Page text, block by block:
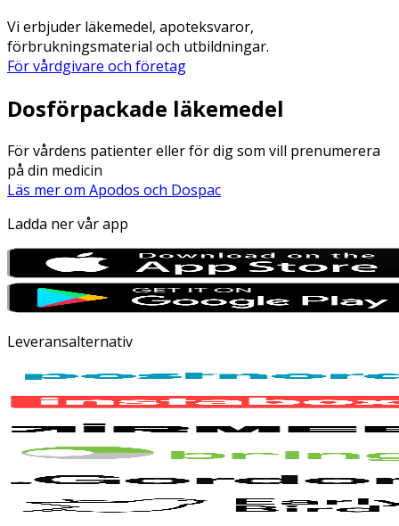
Vi erbjuder läkemedel, apoteksvaror,
förbrukningsmaterial och utbildningar.
För vårdgivare och företag
Dosförpackade läkemedel
För vårdens patienter eller för dig som vill prenumerera
på din medicin
Läs mer om Apodos och Dospac
Ladda ner vår app
Leveransalternativ